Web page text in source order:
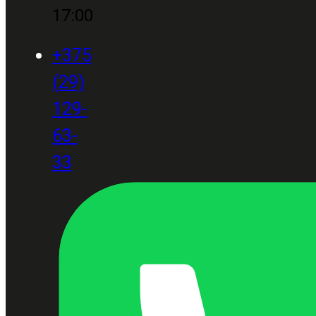
17:00
+375
(29)
129-
63-
33